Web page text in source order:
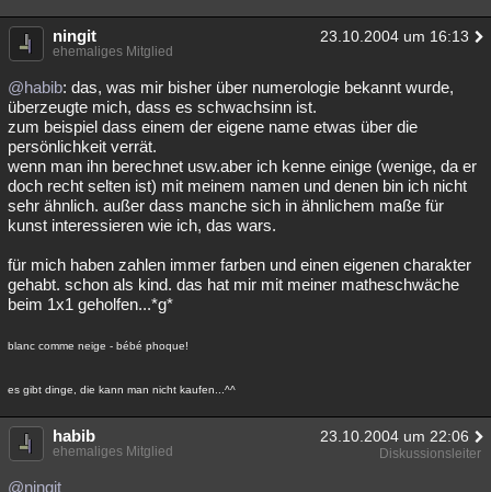
ningit 23.10.2004 um 16:13
ehemaliges Mitglied
@habib: das, was mir bisher über numerologie bekannt wurde,
überzeugte mich, dass es schwachsinn ist.
zum beispiel dass einem der eigene name etwas über die
persönlichkeit verrät.
wenn man ihn berechnet usw.aber ich kenne einige (wenige, da er
doch recht selten ist) mit meinem namen und denen bin ich nicht
sehr ähnlich. außer dass manche sich in ähnlichem maße für
kunst interessieren wie ich, das wars.
für mich haben zahlen immer farben und einen eigenen charakter
gehabt. schon als kind. das hat mir mit meiner matheschwäche
beim 1x1 geholfen...*g*
blanc comme neige - bébé phoque!
es gibt dinge, die kann man nicht kaufen...^^
habib 23.10.2004 um 22:06
ehemaliges Mitglied Diskussionsleiter
@ningit